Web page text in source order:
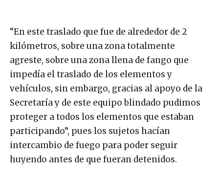
“En este traslado que fue de alrededor de 2
kilómetros, sobre una zona totalmente
agreste, sobre una zona llena de fango que
impedía el traslado de los elementos y
vehículos, sin embargo, gracias al apoyo de la
Secretaría y de este equipo blindado pudimos
proteger a todos los elementos que estaban
participando”, pues los sujetos hacían
intercambio de fuego para poder seguir
huyendo antes de que fueran detenidos.